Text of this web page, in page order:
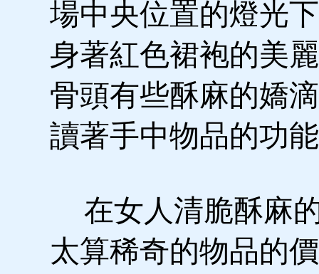
場中央位置的燈光
身著紅色裙袍的美
骨頭有些酥麻的嬌
讀著手中物品的功
在女人清脆酥麻
太算稀奇的物品的